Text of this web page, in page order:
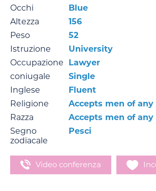
Occhi
Blue
Altezza
156
Peso
52
Istruzione
University
Occupazione
Lawyer
coniugale
Single
Inglese
Fluent
Religione
Accepts men of
Razza
Accepts men of any
Segno
zodiacale
Pesci
Video conferenza